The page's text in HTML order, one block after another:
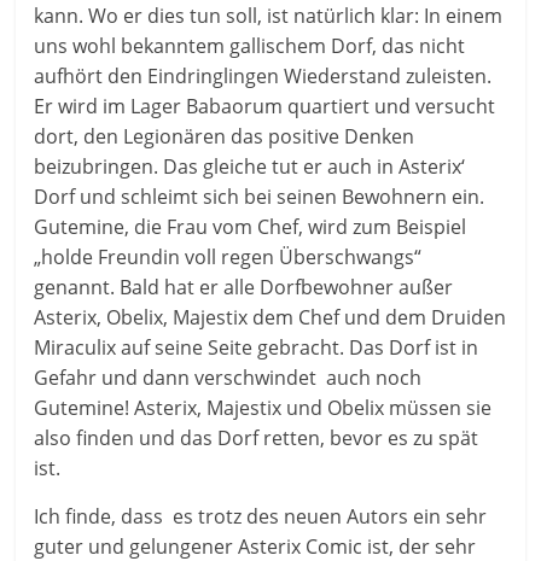
kann. Wo er dies tun soll, ist natürlich klar: In einem
uns wohl bekanntem gallischem Dorf, das nicht
aufhört den Eindringlingen Wiederstand zuleisten.
Er wird im Lager Babaorum quartiert und versucht
dort, den Legionären das positive Denken
beizubringen. Das gleiche tut er auch in Asterix‘
Dorf und schleimt sich bei seinen Bewohnern ein.
Gutemine, die Frau vom Chef, wird zum Beispiel
„holde Freundin voll regen Überschwangs“
genannt. Bald hat er alle Dorfbewohner außer
Asterix, Obelix, Majestix dem Chef und dem Druiden
Miraculix auf seine Seite gebracht. Das Dorf ist in
Gefahr und dann verschwindet auch noch
Gutemine! Asterix, Majestix und Obelix müssen sie
also finden und das Dorf retten, bevor es zu spät
ist.
Ich finde, dass es trotz des neuen Autors ein sehr
guter und gelungener Asterix Comic ist, der sehr